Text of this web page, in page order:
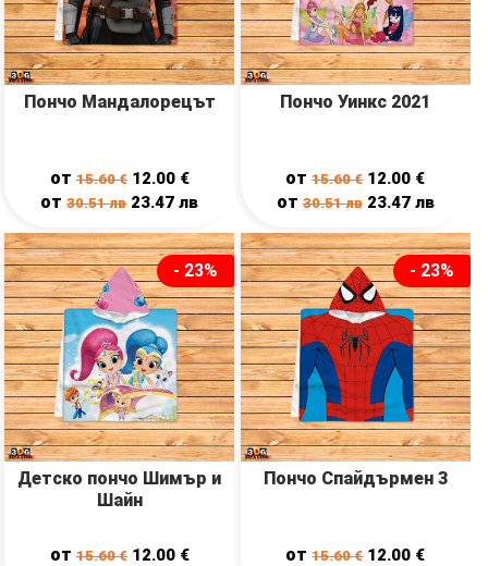
Пончо Мандалорецът
от15.60€ 12.00 €
от30.51лв 23.47лв
Пончо Уинкс 2021
от15.60€ 12.00 €
от 30.51лв 23.47 лв
- 23%
Детско пончо Шимър и
Шайн
от15.60€ 12.00 €
- 23%
Пончо Спайдърмен 3
от15.60€ 12.00 €